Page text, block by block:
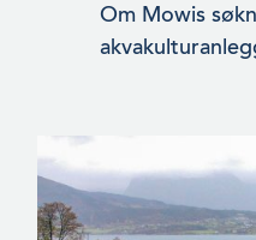
Om Mowis